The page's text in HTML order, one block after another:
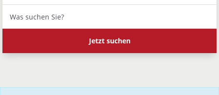
suchen
Sie?
Jetzt suchen